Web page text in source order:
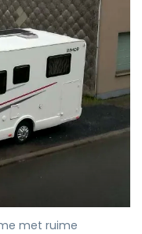
met ruime